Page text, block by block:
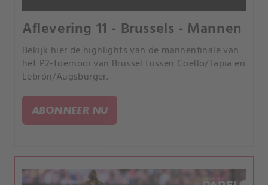
Aflevering 11 - Brussels - Mannen
Bekijk hier de highlights van de mannenfinale van
het P2-toernooi van Brussel tussen Coello/Tapia en
Lebrón/Augsburger.
ABONNEER NU